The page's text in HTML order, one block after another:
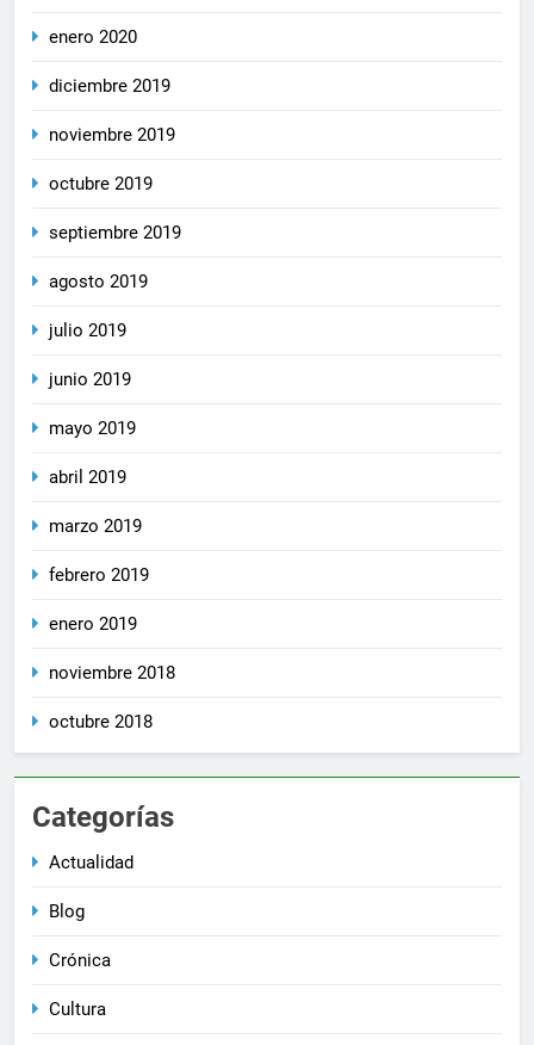
enero 2020
diciembre 2019
noviembre 2019
octubre 2019
septiembre 2019
agosto 2019
julio 2019
junio 2019
mayo 2019
abril 2019
marzo 2019
febrero 2019
enero 2019
noviembre 2018
octubre 2018
Categorías
Actualidad
Blog
Crónica
Cultura